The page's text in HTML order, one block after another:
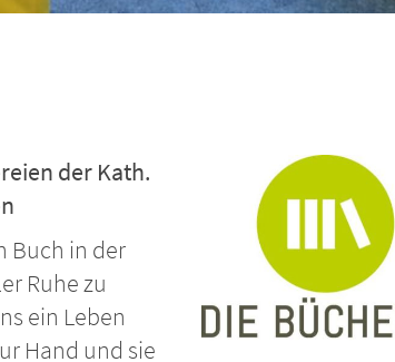
der Kath.
Buch in der
Ruhe zu
ein Leben
Hand und sie